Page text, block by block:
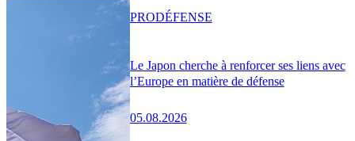
Le Japon cherche à renforcer ses liens avec
l’Europe en matière de défense
05.08.2026
PRODÉFENSE